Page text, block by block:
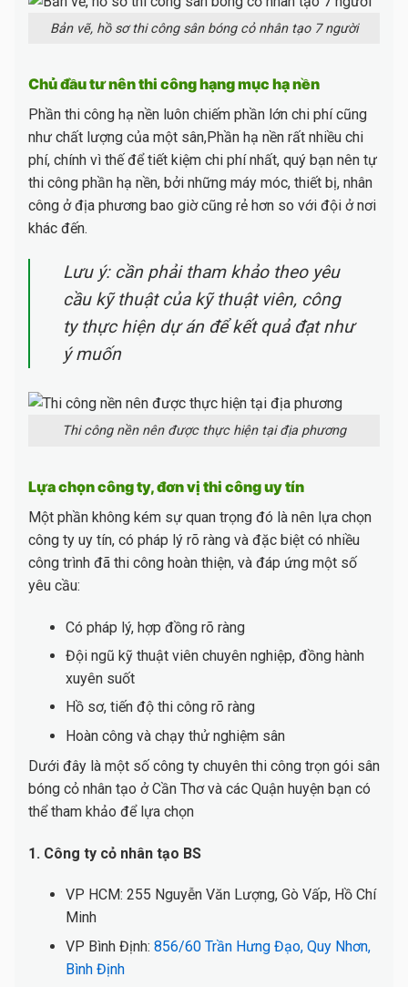
Bản vẽ, hồ sơ thi công sân bóng cỏ nhân tạo 7 người
Chủ đầu tư nên thi công hạng mục hạ nền
Phần thi công hạ nền luôn chiếm phần lớn chi phí cũng
như chất lượng của một sân,Phần hạ nền rất nhiều chi
phí, chính vì thế để tiết kiệm chi phí nhất, quý bạn nên tự
thi công phần hạ nền, bởi những máy móc, thiết bị, nhân
công ở địa phương bao giờ cũng rẻ hơn so với đội ở nơi
khác đến.
Lưu ý: cần phải tham khảo theo yêu
cầu kỹ thuật của kỹ thuật viên, công
ty thực hiện dự án để kết quả đạt như
ý muốn
Thi công nền nên được thực hiện tại địa phương
Lựa chọn công ty, đơn vị thi công uy tín
Một phần không kém sự quan trọng đó là nên lựa chọn
công ty uy tín, có pháp lý rõ ràng và đặc biệt có nhiều
công trình đã thi công hoàn thiện, và đáp ứng một số
yêu cầu:
Có pháp lý, hợp đồng rõ ràng
Đội ngũ kỹ thuật viên chuyên nghiệp, đồng hành
xuyên suốt
Hồ sơ, tiến độ thi công rõ ràng
Hoàn công và chạy thử nghiệm sân
Dưới đây là một số công ty chuyên thi công trọn gói sân
bóng cỏ nhân tạo ở Cần Thơ và các Quận huyện bạn có
thể tham khảo để lựa chọn
1. Công ty cỏ nhân tạo BS
VP HCM: 255 Nguyễn Văn Lượng, Gò Vấp, Hồ Chí
Minh
VP Bình Định: 856/60 Trần Hưng Đạo, Quy Nhơn,
Bình Định